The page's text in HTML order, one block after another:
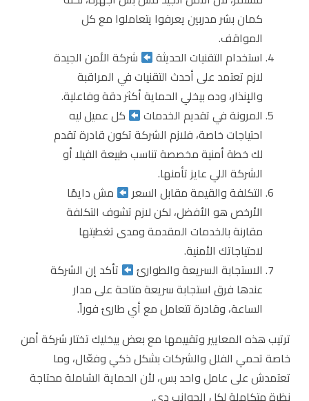
كمان بشر مدربين يعرفوا يتعاملوا مع كل
المواقف.
استخدام التقنيات الحديثة
شركة الأمن الجيدة
لازم تعتمد على أحدث التقنيات في المراقبة
والإنذار، وده بيخلي الحماية أكثر دقة وفاعلية.
المرونة في تقديم الخدمات
كل عميل ليه
احتياجات خاصة، فلازم الشركة تكون قادرة تقدم
لك خطة أمنية مخصصة تناسب طبيعة الفيلا أو
الشركة اللي عايز تأمنها.
التكلفة والقيمة مقابل السعر
مش دايمًا
الأرخص هو الأفضل، لكن لازم تشوف التكلفة
مقارنة بالخدمات المقدمة ومدى تغطيتها
لاحتياجاتك الأمنية.
الاستجابة السريعة والطوارئ
تأكد إن الشركة
عندها فرق استجابة سريعة متاحة على مدار
الساعة، وقادرة تتعامل مع أي طارئ فوراً.
ترتيب هذه المعايير وتقييمها مع بعض بيخليك تختار شركة أمن
خاصة تحمي الفلل والشركات بشكل ذكي وفعّال، وما
تعتمدش على عامل واحد بس، لأن الحماية الشاملة محتاجة
نظرة متكاملة لكل الجوانب دي.